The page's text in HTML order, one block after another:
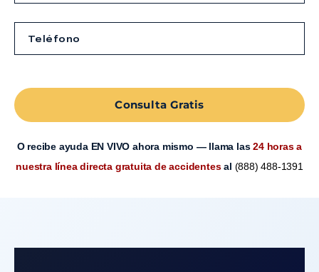
Consulta Gratis
O recibe ayuda EN VIVO ahora mismo — llama las24 horas a
nuestra línea directa gratuita de accidentesal (888) 488-1391